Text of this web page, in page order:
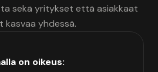
sekä yritykset että asiakkaat
kasvaa yhdessä.
on oikeus: